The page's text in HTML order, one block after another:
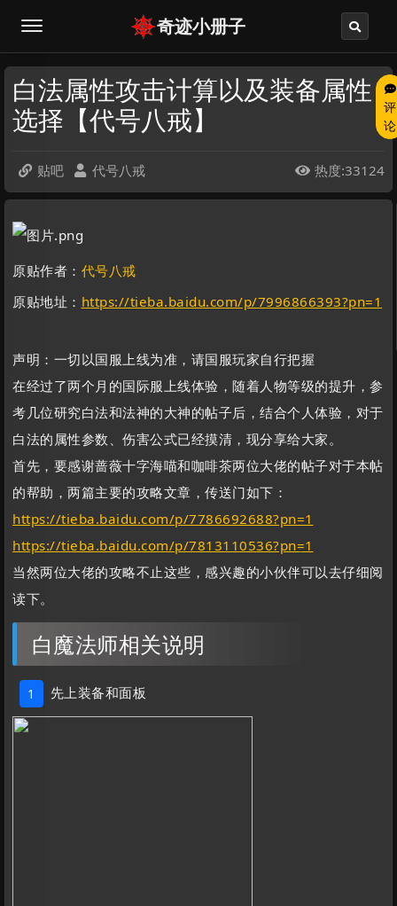
奇迹小册子
白法属性攻击计算以及装备属性
选择【代号八戒】
评
论
 贴吧  代号八戒  热度:33124
原贴作者： 代号八戒
原贴地址： https://tieba.baidu.com/p/7996866393?pn=1
声明：一切以国服上线为准，请国服玩家自行把握
在经过了两个月的国际服上线体验，随着人物等级的提升，参
考几位研究白法和法神的大神的帖子后，结合个人体验，对于
白法的属性参数、伤害公式已经摸清，现分享给大家。
首先，要感谢蔷薇十字海喵和咖啡茶两位大佬的帖子对于本帖
的帮助，两篇主要的攻略文章，传送门如下：
https://tieba.baidu.com/p/7786692688?pn=1
https://tieba.baidu.com/p/7813110536?pn=1
当然两位大佬的攻略不止这些，感兴趣的小伙伴可以去仔细阅
读下。
白魔法师相关说明
1 先上装备和面板